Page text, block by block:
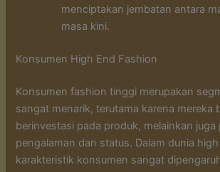
menciptakan jembatan antara
masa kini.
Konsumen High End Fashion
Konsumen fashion tinggi merupakan
sangat menarik, terutama karena mereka
berinvestasi pada produk, melainkan juga
pengalaman dan status. Dalam dunia
karakteristik konsumen sangat